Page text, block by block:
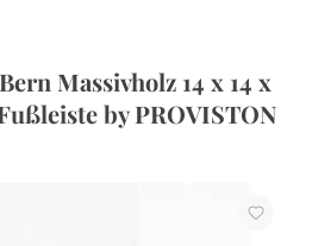
Massivholz 14 x 14 x
by PROVISTON